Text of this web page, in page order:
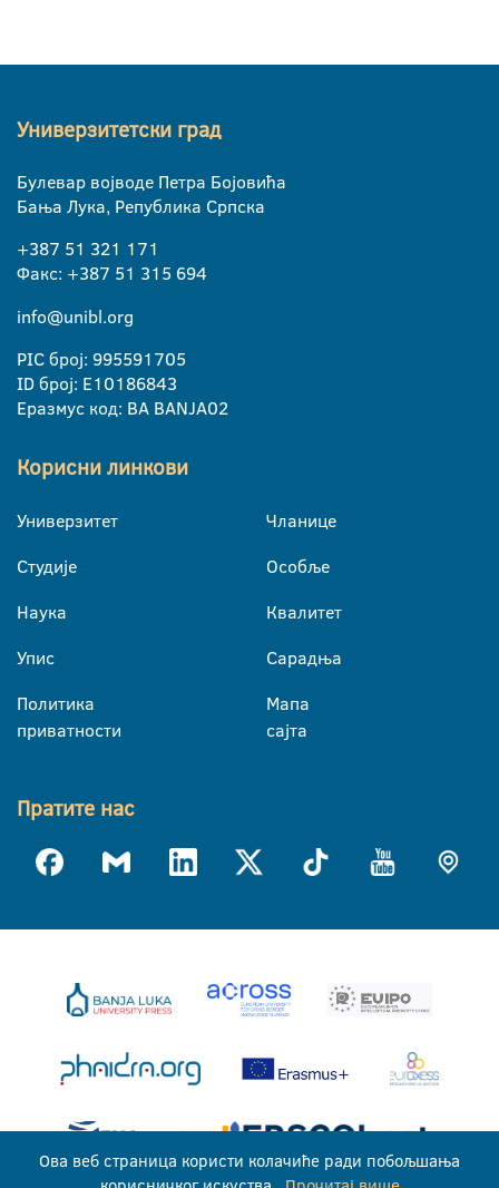
Универзитетски град
Булевар војводе Петра Бојовића
Бања Лука, Република Српска
+387 51 321 171
Факс: +387 51 315 694
info@unibl.org
PIC број: 995591705
ID број: E10186843
Еразмус код: BA BANJA02
Корисни линкови
Универзитет
Студије
Наука
Упис
Политика
приватности
Чланице
Особље
Квалитет
Сарадња
Мапа
сајта
Пратите нас
Ова веб страница користи колачиће ради побољшања